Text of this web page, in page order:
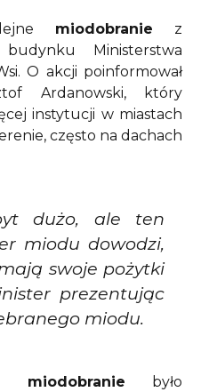
miodobranie z
Ministerstwa
O akcji poinformował
Ardanowski, który
instytucji w miastach
często na dachach
dużo, ale ten
miodu dowodzi,
swoje pożytki
prezentując
miodu.
miodobranie było